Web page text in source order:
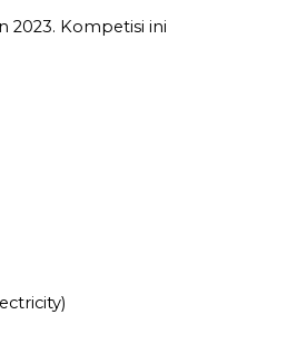
2023. Kompetisi ini